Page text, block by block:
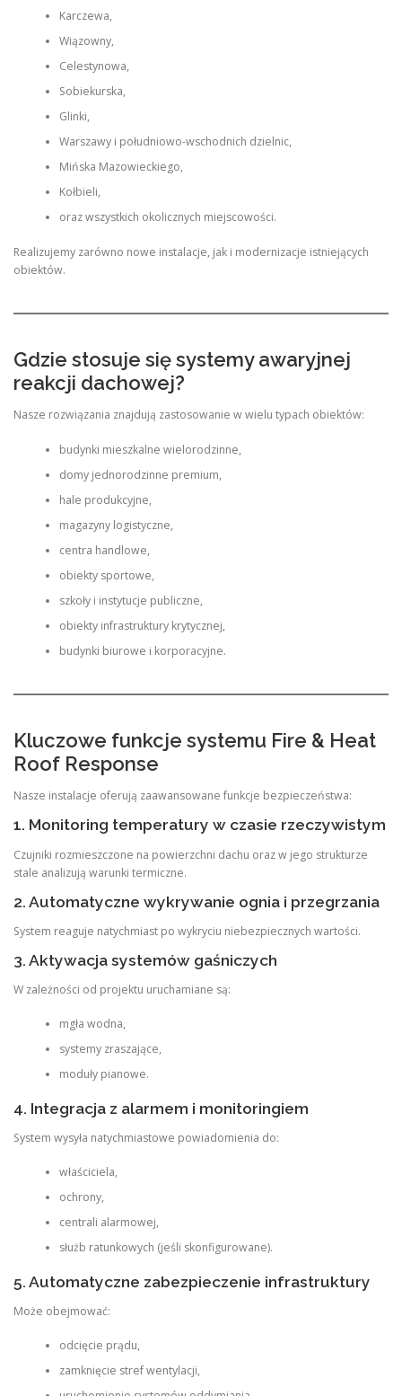
Karczewa,
Wiązowny,
Celestynowa,
Sobiekurska,
Glinki,
Warszawy i południowo-wschodnich dzielnic,
Mińska Mazowieckiego,
Kołbieli,
oraz wszystkich okolicznych miejscowości.
Realizujemy zarówno nowe instalacje, jak i modernizacje istniejących
obiektów.
Gdzie stosuje się systemy awaryjnej
reakcji dachowej?
Nasze rozwiązania znajdują zastosowanie w wielu typach obiektów:
budynki mieszkalne wielorodzinne,
domy jednorodzinne premium,
hale produkcyjne,
magazyny logistyczne,
centra handlowe,
obiekty sportowe,
szkoły i instytucje publiczne,
obiekty infrastruktury krytycznej,
budynki biurowe i korporacyjne.
Kluczowe funkcje systemu Fire & Heat
Roof Response
Nasze instalacje oferują zaawansowane funkcje bezpieczeństwa:
1. Monitoring temperatury w czasie rzeczywistym
Czujniki rozmieszczone na powierzchni dachu oraz w jego strukturze
stale analizują warunki termiczne.
2. Automatyczne wykrywanie ognia i przegrzania
System reaguje natychmiast po wykryciu niebezpiecznych wartości.
3. Aktywacja systemów gaśniczych
W zależności od projektu uruchamiane są:
mgła wodna,
systemy zraszające,
moduły pianowe.
4. Integracja z alarmem i monitoringiem
System wysyła natychmiastowe powiadomienia do:
właściciela,
ochrony,
centrali alarmowej,
służb ratunkowych (jeśli skonfigurowane).
5. Automatyczne zabezpieczenie infrastruktury
Może obejmować:
odcięcie prądu,
zamknięcie stref wentylacji,